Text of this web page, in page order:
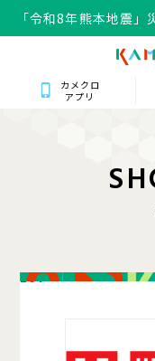
「令和8年熊本地震
カメクロ
アプリ
SH
201